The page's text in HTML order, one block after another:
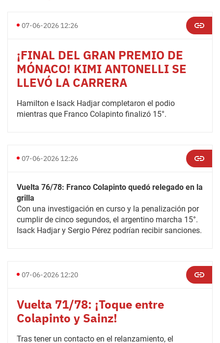
07-06-2026 12:26
¡FINAL DEL GRAN PREMIO DE
MÓNACO! KIMI ANTONELLI SE
LLEVÓ LA CARRERA
Hamilton e Isack Hadjar completaron el podio
mientras que Franco Colapinto finalizó 15°.
07-06-2026 12:26
Vuelta 76/78: Franco Colapinto quedó relegado en la
grilla
Con una investigación en curso y la penalización por
cumplir de cinco segundos, el argentino marcha 15°.
Isack Hadjar y Sergio Pérez podrían recibir sanciones.
07-06-2026 12:20
Vuelta 71/78: ¡Toque entre
Colapinto y Sainz!
Tras tener un contacto en el relanzamiento, el